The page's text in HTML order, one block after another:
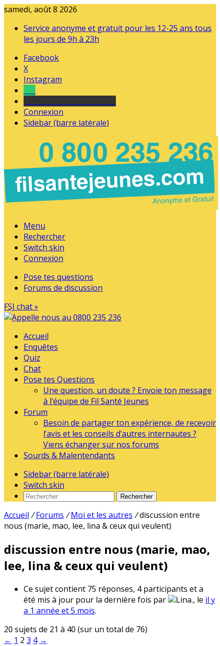
samedi, août 8 2026
Service anonyme et gratuit pour les 12-25 ans tous
les jours de 9h à 23h
Facebook
X
Instagram
Connexion
Sidebar (barre latérale)
Menu
Rechercher
Switch skin
Connexion
Pose tes questions
Forums de discussion
FSJ chat »
Accueil
Enquêtes
Quiz
Chat
Pose tes Questions
Une question, un doute ? Envoie ton message
à l’équipe de Fil Santé Jeunes
Forum
Besoin de partager ton expérience, de recevoir
l’avis et les conseils d’autres internautes ?
Viens échanger sur nos forums
Sourds & Malentendants
Sidebar (barre latérale)
Switch skin
Rechercher
Accueil / Forums / Moi et les autres /discussion entre
nous (marie, mao, lee, lina & ceux qui veulent)
discussion entre nous (marie, mao,
lee, lina & ceux qui veulent)
Ce sujet contient 75 réponses, 4 participants et a
été mis à jour pour la dernière fois par
Lina., le il y
a 1 année et 5 mois.
20 sujets de 21 à 40 (sur un total de 76)
← 1 2 3 4 →